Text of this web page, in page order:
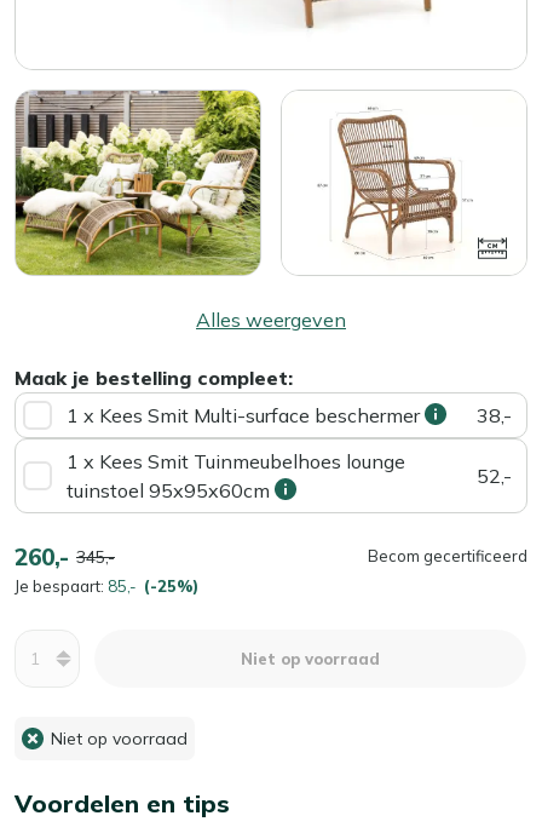
Alles weergeven
Maak je bestelling compleet:
1 x Kees Smit Multi-surface beschermer
38,-
1 x Kees Smit Tuinmeubelhoes lounge
tuinstoel 95x95x60cm
52,-
260,- 345,-
Je bespaart: 85,- (-25%)
Becom gecertificeerd
Niet op voorraad
Niet op voorraad
Voordelen en tips